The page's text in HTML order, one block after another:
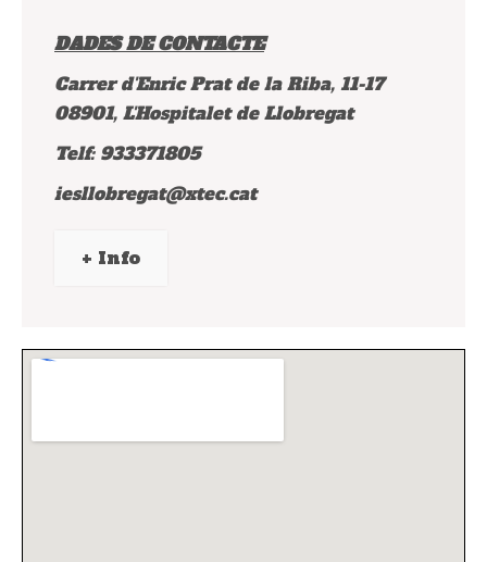
DADES DE CONTACTE
Carrer d'Enric Prat de la Riba, 11-17
08901, L'Hospitalet de Llobregat
Telf: 933371805
iesllobregat@xtec.cat
+ Info